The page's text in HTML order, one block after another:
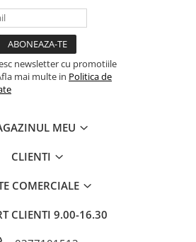
newsletter cu promotiile
mai multe in Politica de
MEU
CLIENTI
COMERCIALE
CLIENTI 9.00-16.30